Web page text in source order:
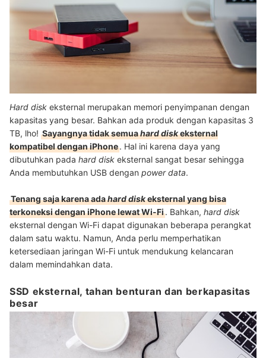
Hard disk eksternal merupakan memori penyimpanan dengan
kapasitas yang besar. Bahkan ada produk dengan kapasitas 3
TB, lho! Sayangnya tidak semuahard diskeksternal
kompatibel dengan iPhone. Hal ini karena daya yang
dibutuhkan pada hard disk eksternal sangat besar sehingga
Anda membutuhkan USB dengan power data.
Tenang saja karena adahard diskeksternal yang bisa
terkoneksi dengan iPhone lewat Wi-Fi. Bahkan, hard disk
eksternal dengan Wi-Fi dapat digunakan beberapa perangkat
dalam satu waktu. Namun, Anda perlu memperhatikan
ketersediaan jaringan Wi-Fi untuk mendukung kelancaran
dalam memindahkan data.
SSD eksternal, tahan benturan dan berkapasitas
besar